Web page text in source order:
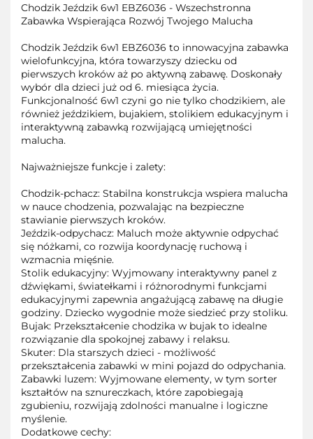
Chodzik Jeździk 6w1 EBZ6036 - Wszechstronna
Zabawka Wspierająca Rozwój Twojego Malucha
Chodzik Jeździk 6w1 EBZ6036 to innowacyjna zabawka
wielofunkcyjna, która towarzyszy dziecku od
pierwszych kroków aż po aktywną zabawę. Doskonały
wybór dla dzieci już od 6. miesiąca życia.
Funkcjonalność 6w1 czyni go nie tylko chodzikiem, ale
również jeździkiem, bujakiem, stolikiem edukacyjnym i
interaktywną zabawką rozwijającą umiejętności
malucha.
Najważniejsze funkcje i zalety:
Chodzik-pchacz: Stabilna konstrukcja wspiera malucha
w nauce chodzenia, pozwalając na bezpieczne
stawianie pierwszych kroków.
Jeździk-odpychacz: Maluch może aktywnie odpychać
się nóżkami, co rozwija koordynację ruchową i
wzmacnia mięśnie.
Stolik edukacyjny: Wyjmowany interaktywny panel z
dźwiękami, światełkami i różnorodnymi funkcjami
edukacyjnymi zapewnia angażującą zabawę na długie
godziny. Dziecko wygodnie może siedzieć przy stoliku.
Bujak: Przekształcenie chodzika w bujak to idealne
rozwiązanie dla spokojnej zabawy i relaksu.
Skuter: Dla starszych dzieci - możliwość
przekształcenia zabawki w mini pojazd do odpychania.
Zabawki luzem: Wyjmowane elementy, w tym sorter
kształtów na sznureczkach, które zapobiegają
zgubieniu, rozwijają zdolności manualne i logiczne
myślenie.
Dodatkowe cechy: